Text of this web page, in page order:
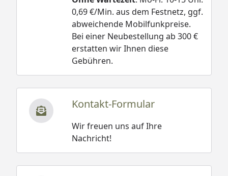
0,69 €/Min. aus dem Festnetz, ggf.
abweichende Mobilfunkpreise.
Bei einer Neubestellung ab 300 €
erstatten wir Ihnen diese
Gebühren.
Kontakt-Formular
Wir freuen uns auf Ihre
Nachricht!